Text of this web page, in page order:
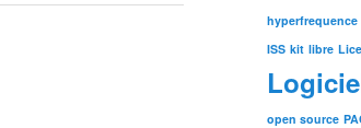
hyperfrequence
ISS kit libre
open source